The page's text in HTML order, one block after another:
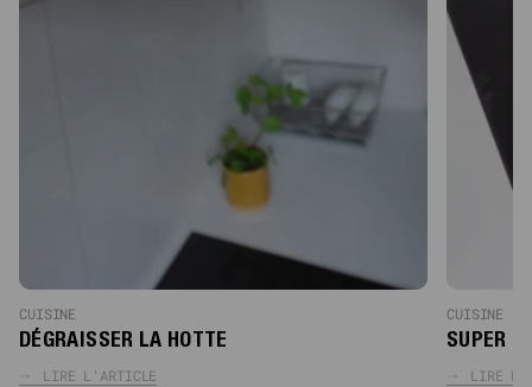
CUISINE
DÉGRAISSER LA HOTTE
LIRE L'ARTICLE
CUISINE
SUPER
LIRE